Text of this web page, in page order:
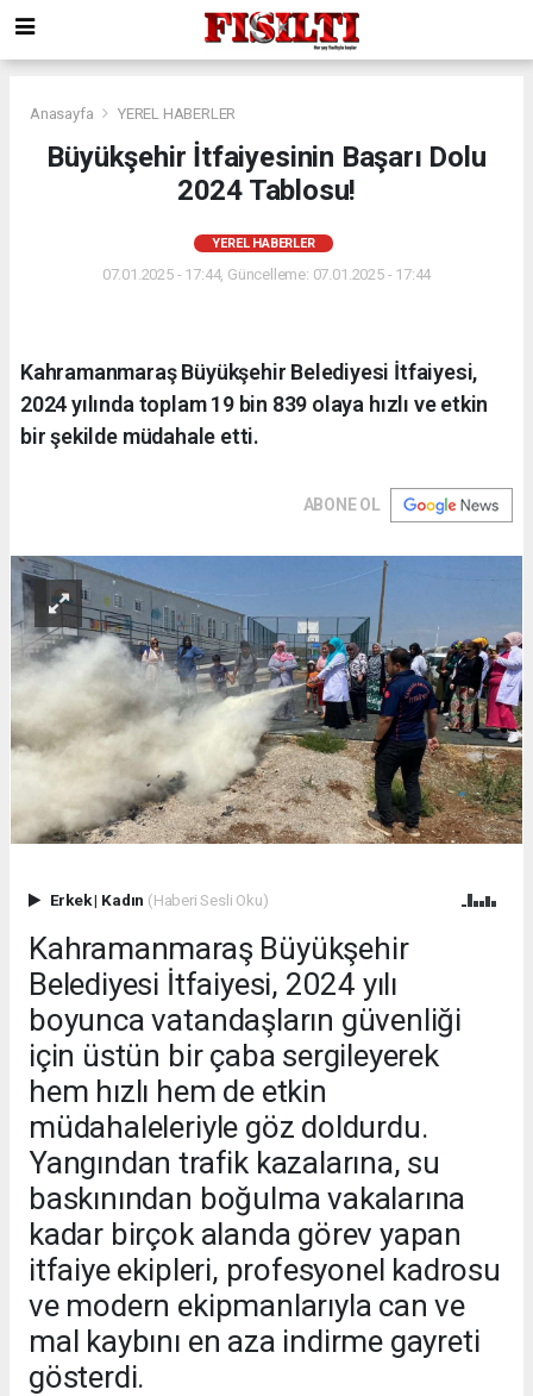
Anasayfa YEREL HABERLER
Büyükşehir İtfaiyesinin Başarı Dolu
2024 Tablosu!
YEREL HABERLER
07.01.2025 - 17:44, Güncelleme: 07.01.2025 - 17:44
Kahramanmaraş Büyükşehir Belediyesi İtfaiyesi,
2024 yılında toplam 19 bin 839 olaya hızlı ve etkin
bir şekilde müdahale etti.
ABONE OL
Erkek| Kadın (Haberi Sesli Oku)
Kahramanmaraş Büyükşehir
Belediyesi İtfaiyesi, 2024 yılı
boyunca vatandaşların güvenliği
için üstün bir çaba sergileyerek
hem hızlı hem de etkin
müdahaleleriyle göz doldurdu.
Yangından trafik kazalarına, su
baskınından boğulma vakalarına
kadar birçok alanda görev yapan
itfaiye ekipleri, profesyonel kadrosu
ve modern ekipmanlarıyla can ve
mal kaybını en aza indirme gayreti
gösterdi.